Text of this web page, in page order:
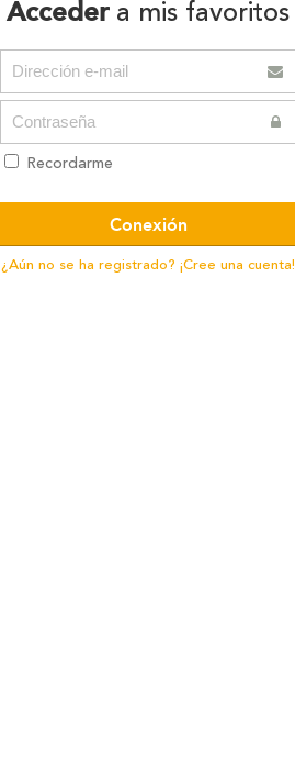
Accedera mis favoritos
Recordarme
¿Aún no se ha registrado? ¡Cree una cuenta!